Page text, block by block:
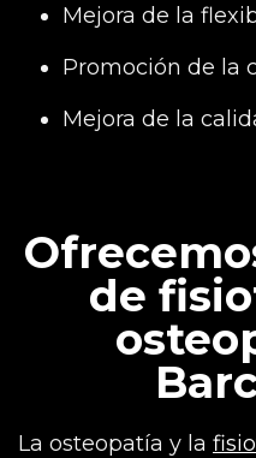
Mejora de la
Promoción de la
Mejora de la
de
La osteopatía y la